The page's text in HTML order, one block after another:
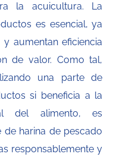
la acuicultura. La
es esencial, ya
aumentan eficiencia
de valor. Como tal,
una parte de
si beneficia a la
del alimento, es
harina de pescado
responsablemente y